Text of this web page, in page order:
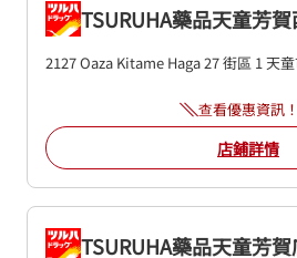
TSURUHA藥品天童芳
2127 Oaza Kitame Haga 27 街區 1天
查看優惠資訊！
店鋪詳情
TSURUHA藥品天童芳